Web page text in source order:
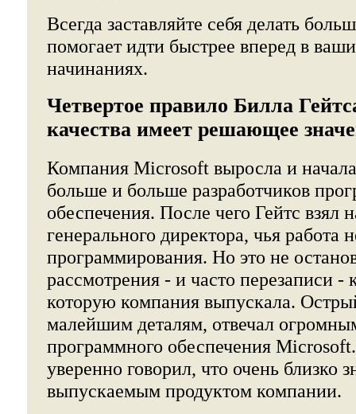
Всегда заставляйте себя делать
помогает идти быстрее вперед в
начинаниях.
Четвертое правило Билла
качества имеет решающее
Компания Microsoft выросла и
больше и больше разработчиков
обеспечения. После чего Гейтс взял
генерального директора, чья работа
программирования. Но это не
рассмотрения - и часто перезаписи -
которую компания выпускала.
малейшим деталям, отвечал
программного обеспечения
уверенно говорил, что очень близко
выпускаемым продуктом компании.